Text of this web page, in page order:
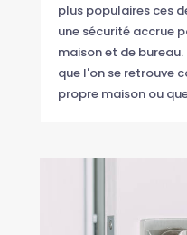
plus populaires ces
une sécurité accrue
maison et de
que l'on se retrouve
propre maison ou